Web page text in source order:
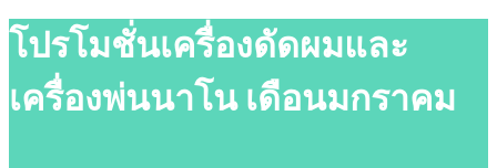
โปรโมชั่นเครื่องดัดผมและ
เครื่องพ่นนาโน เดือนมกราคม